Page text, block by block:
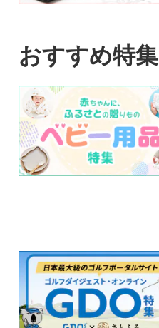
おすすめ特集